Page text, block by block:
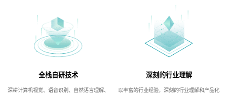
全栈自研技术
深耕计算机视觉、语音识别、自然语言理解、
深刻的行业理解
以丰富的行业经验，深刻的行业理解和产品化